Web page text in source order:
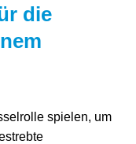
die
spielen, um